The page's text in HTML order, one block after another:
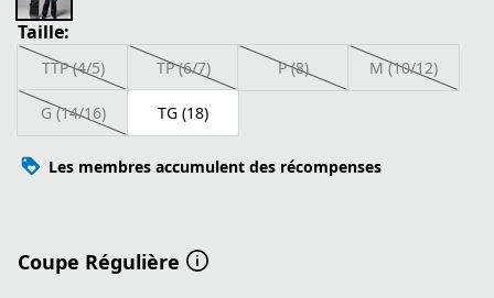
Taille:
TTP (4/5) TP (6/7) P (8) M (10/12)
G (14/16) TG (18)
Les membres accumulent des récompenses
Coupe Régulière